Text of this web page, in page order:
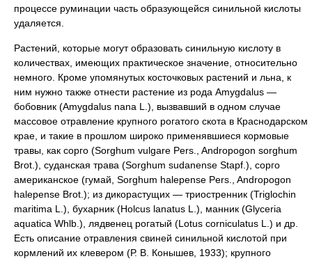
процессе руминации часть образующейся синильной кислоты
удаляется.
Растений, которые могут образовать синильную кислоту в
количествах, имеющих практическое значение, относительно
немного. Кроме упомянутых косточковых растений и льна, к
ним нужно также отнести растение из рода Amygdalus —
бобовник (Amygdalus nana L.), вызвавший в одном случае
массовое отравление крупного рогатого скота в Краснодарском
крае, и такие в прошлом широко применявшиеся кормовые
травы, как сорго (Sorghum vulgare Pers., Andropogon sorghum
Brot.), суданская трава (Sorghum sudanense Stapf.), сорго
американское (гумай, Sorghum halepense Pers., Andropogon
halepense Brot.); из дикорастущих — триостренник (Triglochin
maritima L.), бухарник (Holcus lanatus L.), манник (Glyceria
aquatica Whlb.), лядвенец рогатый (Lotus corniculatus L.) и др.
Есть описание отравления свиней синильной кислотой при
кормлений их клевером (Р. В. Конышев, 1933); крупного